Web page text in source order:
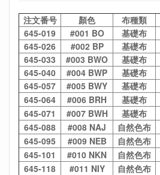
注文番号 顏色 布種類
645-019
#001 BO 基礎布
645-026
#002 BP 基礎布
645-033
#003 BWO 基礎布
645-040
#004 BWP 基礎布
645-057
#005 BWY 基礎布
645-064
#006 BRH 基礎布
645-071
#007 BWH 基礎布
645-088
#008 NAJ 自然色布
645-095
#009 NEB 自然色布
645-101
#010 NKN 自然色布
645-118
#011 NIY 自然色布